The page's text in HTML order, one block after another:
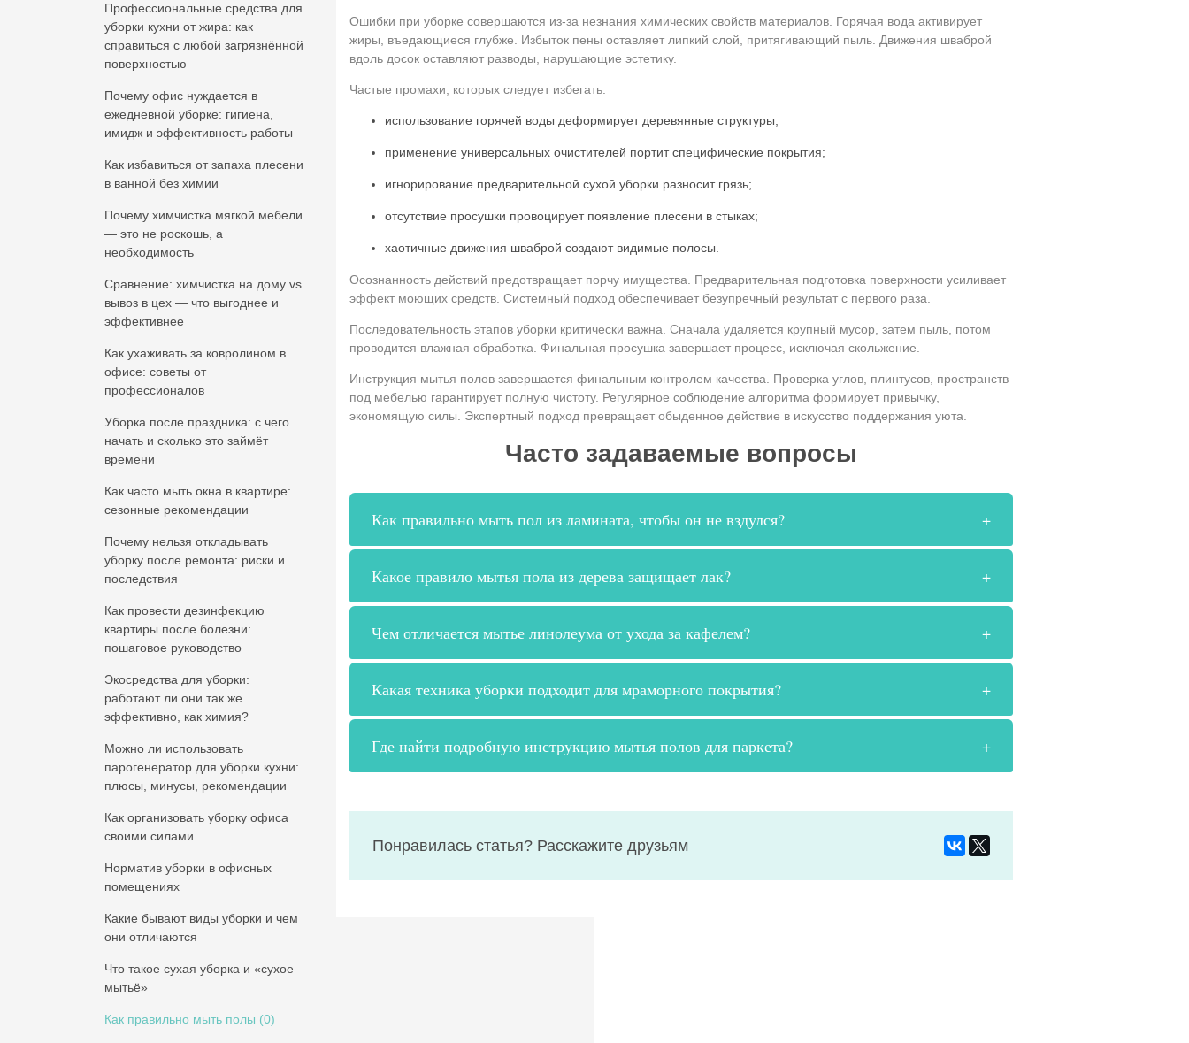
Профессиональные средства для
уборки кухни от жира: как
справиться с любой загрязнённой
поверхностью
Почему офис нуждается в
ежедневной уборке: гигиена,
имидж и эффективность работы
Как избавиться от запаха плесени
в ванной без химии
Почему химчистка мягкой мебели
— это не роскошь, а
необходимость
Сравнение: химчистка на дому vs
вывоз в цех — что выгоднее и
эффективнее
Как ухаживать за ковролином в
офисе: советы от
профессионалов
Уборка после праздника: с чего
начать и сколько это займёт
времени
Как часто мыть окна в квартире:
сезонные рекомендации
Почему нельзя откладывать
уборку после ремонта: риски и
последствия
Как провести дезинфекцию
квартиры после болезни:
пошаговое руководство
Экосредства для уборки:
работают ли они так же
эффективно, как химия?
Можно ли использовать
парогенератор для уборки кухни:
плюсы, минусы, рекомендации
Как организовать уборку офиса
своими силами
Норматив уборки в офисных
помещениях
Какие бывают виды уборки и чем
они отличаются
Что такое сухая уборка и «сухое
мытьё»
Как правильно мыть полы (0)
Ошибки при уборке совершаются из-за незнания химических свойств материалов. Горячая вода активирует
жиры, въедающиеся глубже. Избыток пены оставляет липкий слой, притягивающий пыль. Движения шваброй
вдоль досок оставляют разводы, нарушающие эстетику.
Частые промахи, которых следует избегать:
использование горячей воды деформирует деревянные структуры;
применение универсальных очистителей портит специфические покрытия;
игнорирование предварительной сухой уборки разносит грязь;
отсутствие просушки провоцирует появление плесени в стыках;
хаотичные движения шваброй создают видимые полосы.
Осознанность действий предотвращает порчу имущества. Предварительная подготовка поверхности усиливает
эффект моющих средств. Системный подход обеспечивает безупречный результат с первого раза.
Последовательность этапов уборки критически важна. Сначала удаляется крупный мусор, затем пыль, потом
проводится влажная обработка. Финальная просушка завершает процесс, исключая скольжение.
Инструкция мытья полов завершается финальным контролем качества. Проверка углов, плинтусов, пространств
под мебелью гарантирует полную чистоту. Регулярное соблюдение алгоритма формирует привычку,
экономящую силы. Экспертный подход превращает обыденное действие в искусство поддержания уюта.
Часто задаваемые вопросы
Как правильно мыть пол из ламината, чтобы он не вздулся?
Какое правило мытья пола из дерева защищает лак?
Чем отличается мытье линолеума от ухода за кафелем?
Какая техника уборки подходит для мраморного покрытия?
Где найти подробную инструкцию мытья полов для паркета?
Понравилась статья? Расскажите друзьям